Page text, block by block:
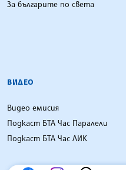
За българите по света
ВИДЕО
Видео емисия
Подкаст БТА Час Паралели
Подкаст БТА Час ЛИК